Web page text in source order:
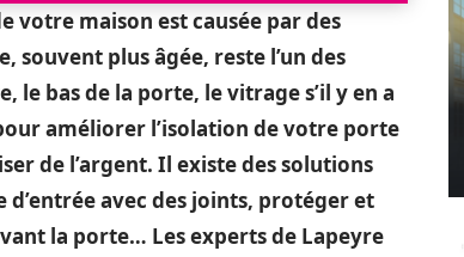
votre maison est causée par des
souvent plus âgée, reste l’un des
bas de la porte, le vitrage s’il y en a
améliorer l’isolation de votre porte
de l’argent. Il existe des solutions
avec des joints, protéger et
la porte… Les experts de Lapeyre